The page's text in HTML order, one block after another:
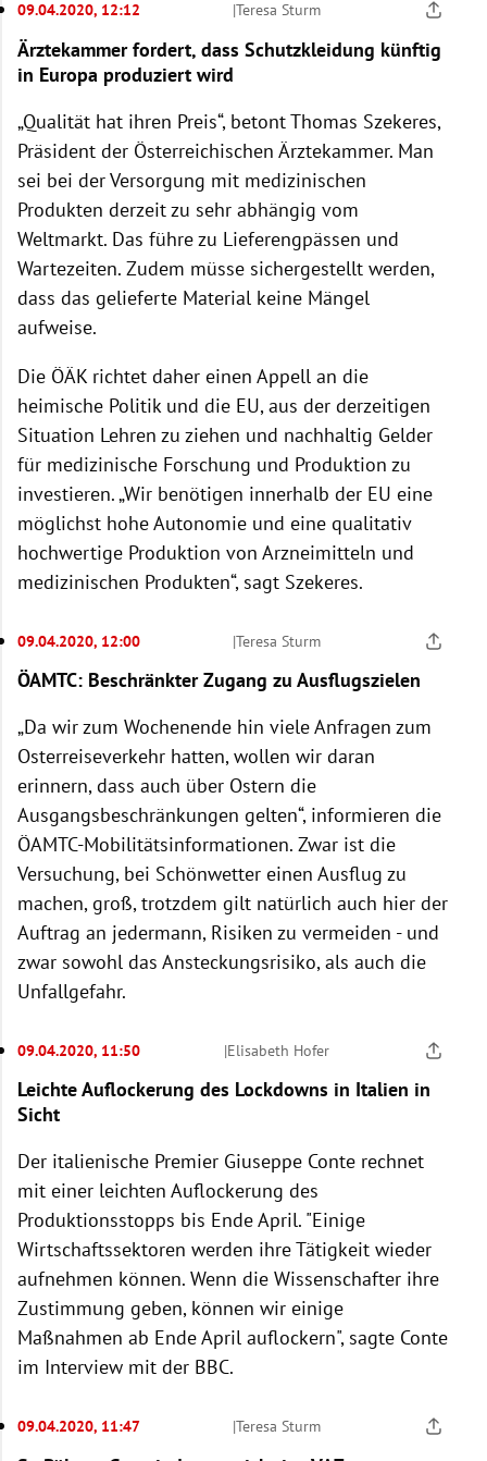
09.04.2020, 12:12 |Teresa Sturm
Ärztekammer fordert, dass Schutzkleidung künftig
in Europa produziert wird
„Qualität hat ihren Preis“, betont Thomas Szekeres,
Präsident der Österreichischen Ärztekammer. Man
sei bei der Versorgung mit medizinischen
Produkten derzeit zu sehr abhängig vom
Weltmarkt. Das führe zu Lieferengpässen und
Wartezeiten. Zudem müsse sichergestellt werden,
dass das gelieferte Material keine Mängel
aufweise.
Die ÖÄK richtet daher einen Appell an die
heimische Politik und die EU, aus der derzeitigen
Situation Lehren zu ziehen und nachhaltig Gelder
für medizinische Forschung und Produktion zu
investieren. „Wir benötigen innerhalb der EU eine
möglichst hohe Autonomie und eine qualitativ
hochwertige Produktion von Arzneimitteln und
medizinischen Produkten“, sagt Szekeres.
09.04.2020, 12:00 |Teresa Sturm
ÖAMTC: Beschränkter Zugang zu Ausflugszielen
„Da wir zum Wochenende hin viele Anfragen zum
Osterreiseverkehr hatten, wollen wir daran
erinnern, dass auch über Ostern die
Ausgangsbeschränkungen gelten“, informieren die
ÖAMTC-Mobilitätsinformationen. Zwar ist die
Versuchung, bei Schönwetter einen Ausflug zu
machen, groß, trotzdem gilt natürlich auch hier der
Auftrag an jedermann, Risiken zu vermeiden - und
zwar sowohl das Ansteckungsrisiko, als auch die
Unfallgefahr.
09.04.2020, 11:50 |Elisabeth Hofer
Leichte Auflockerung des Lockdowns in Italien in
Sicht
Der italienische Premier Giuseppe Conte rechnet
mit einer leichten Auflockerung des
Produktionsstopps bis Ende April. "Einige
Wirtschaftssektoren werden ihre Tätigkeit wieder
aufnehmen können. Wenn die Wissenschafter ihre
Zustimmung geben, können wir einige
Maßnahmen ab Ende April auflockern", sagte Conte
im Interview mit der BBC.
09.04.2020, 11:47 |Teresa Sturm